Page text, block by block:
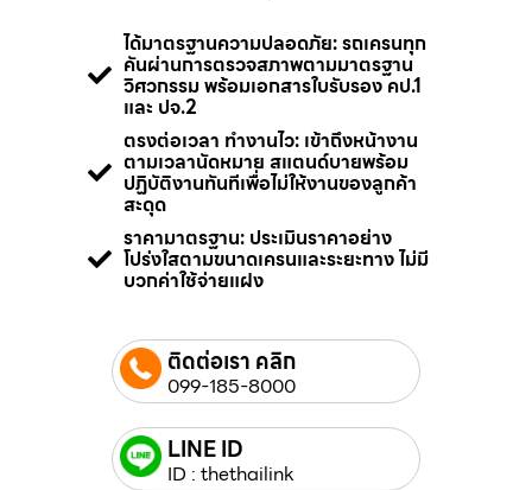
ได้มาตรฐานความปลอดภัย: รถเครนทุก
คันผ่านการตรวจสภาพตามมาตรฐาน
วิศวกรรม พร้อมเอกสารใบรับรอง คป.1
และ ปจ.2
ตรงต่อเวลา ทำงานไว: เข้าถึงหน้างาน
ตามเวลานัดหมาย สแตนด์บายพร้อม
ปฏิบัติงานทันทีเพื่อไม่ให้งานของลูกค้า
สะดุด
ราคามาตรฐาน: ประเมินราคาอย่าง
โปร่งใสตามขนาดเครนและระยะทาง ไม่มี
บวกค่าใช้จ่ายแฝง
ติดต่อเรา คลิก
099-185-8000
LINE ID
ID : thethailink